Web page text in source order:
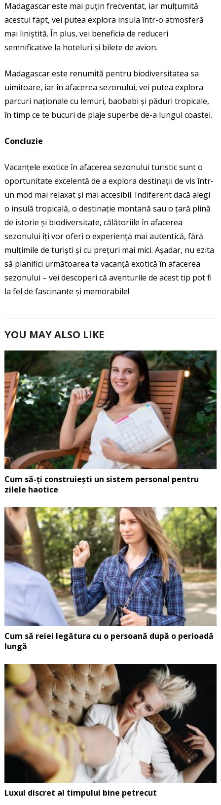
Madagascar este mai puțin frecventat, iar mulțumită
acestui fapt, vei putea explora insula într-o atmosferă
mai liniștită. În plus, vei beneficia de reduceri
semnificative la hoteluri și bilete de avion.
Madagascar este renumită pentru biodiversitatea sa
uimitoare, iar în afacerea sezonului, vei putea explora
parcuri naționale cu lemuri, baobabi și păduri tropicale,
în timp ce te bucuri de plaje superbe de-a lungul coastei.
Concluzie
Vacanțele exotice în afacerea sezonului turistic sunt o
oportunitate excelentă de a explora destinații de vis într-
un mod mai relaxat și mai accesibil. Indiferent dacă alegi
o insulă tropicală, o destinație montană sau o țară plină
de istorie și biodiversitate, călătoriile în afacerea
sezonului îți vor oferi o experiență mai autentică, fără
mulțimile de turiști și cu prețuri mai mici. Așadar, nu ezita
să planifici următoarea ta vacanță exotică în afacerea
sezonului – vei descoperi că aventurile de acest tip pot fi
la fel de fascinante și memorabile!
YOU MAY ALSO LIKE
Cum să-ți construiești un sistem personal pentru
zilele haotice
Cum să reiei legătura cu o persoană după o perioadă
lungă
Luxul discret al timpului bine petrecut